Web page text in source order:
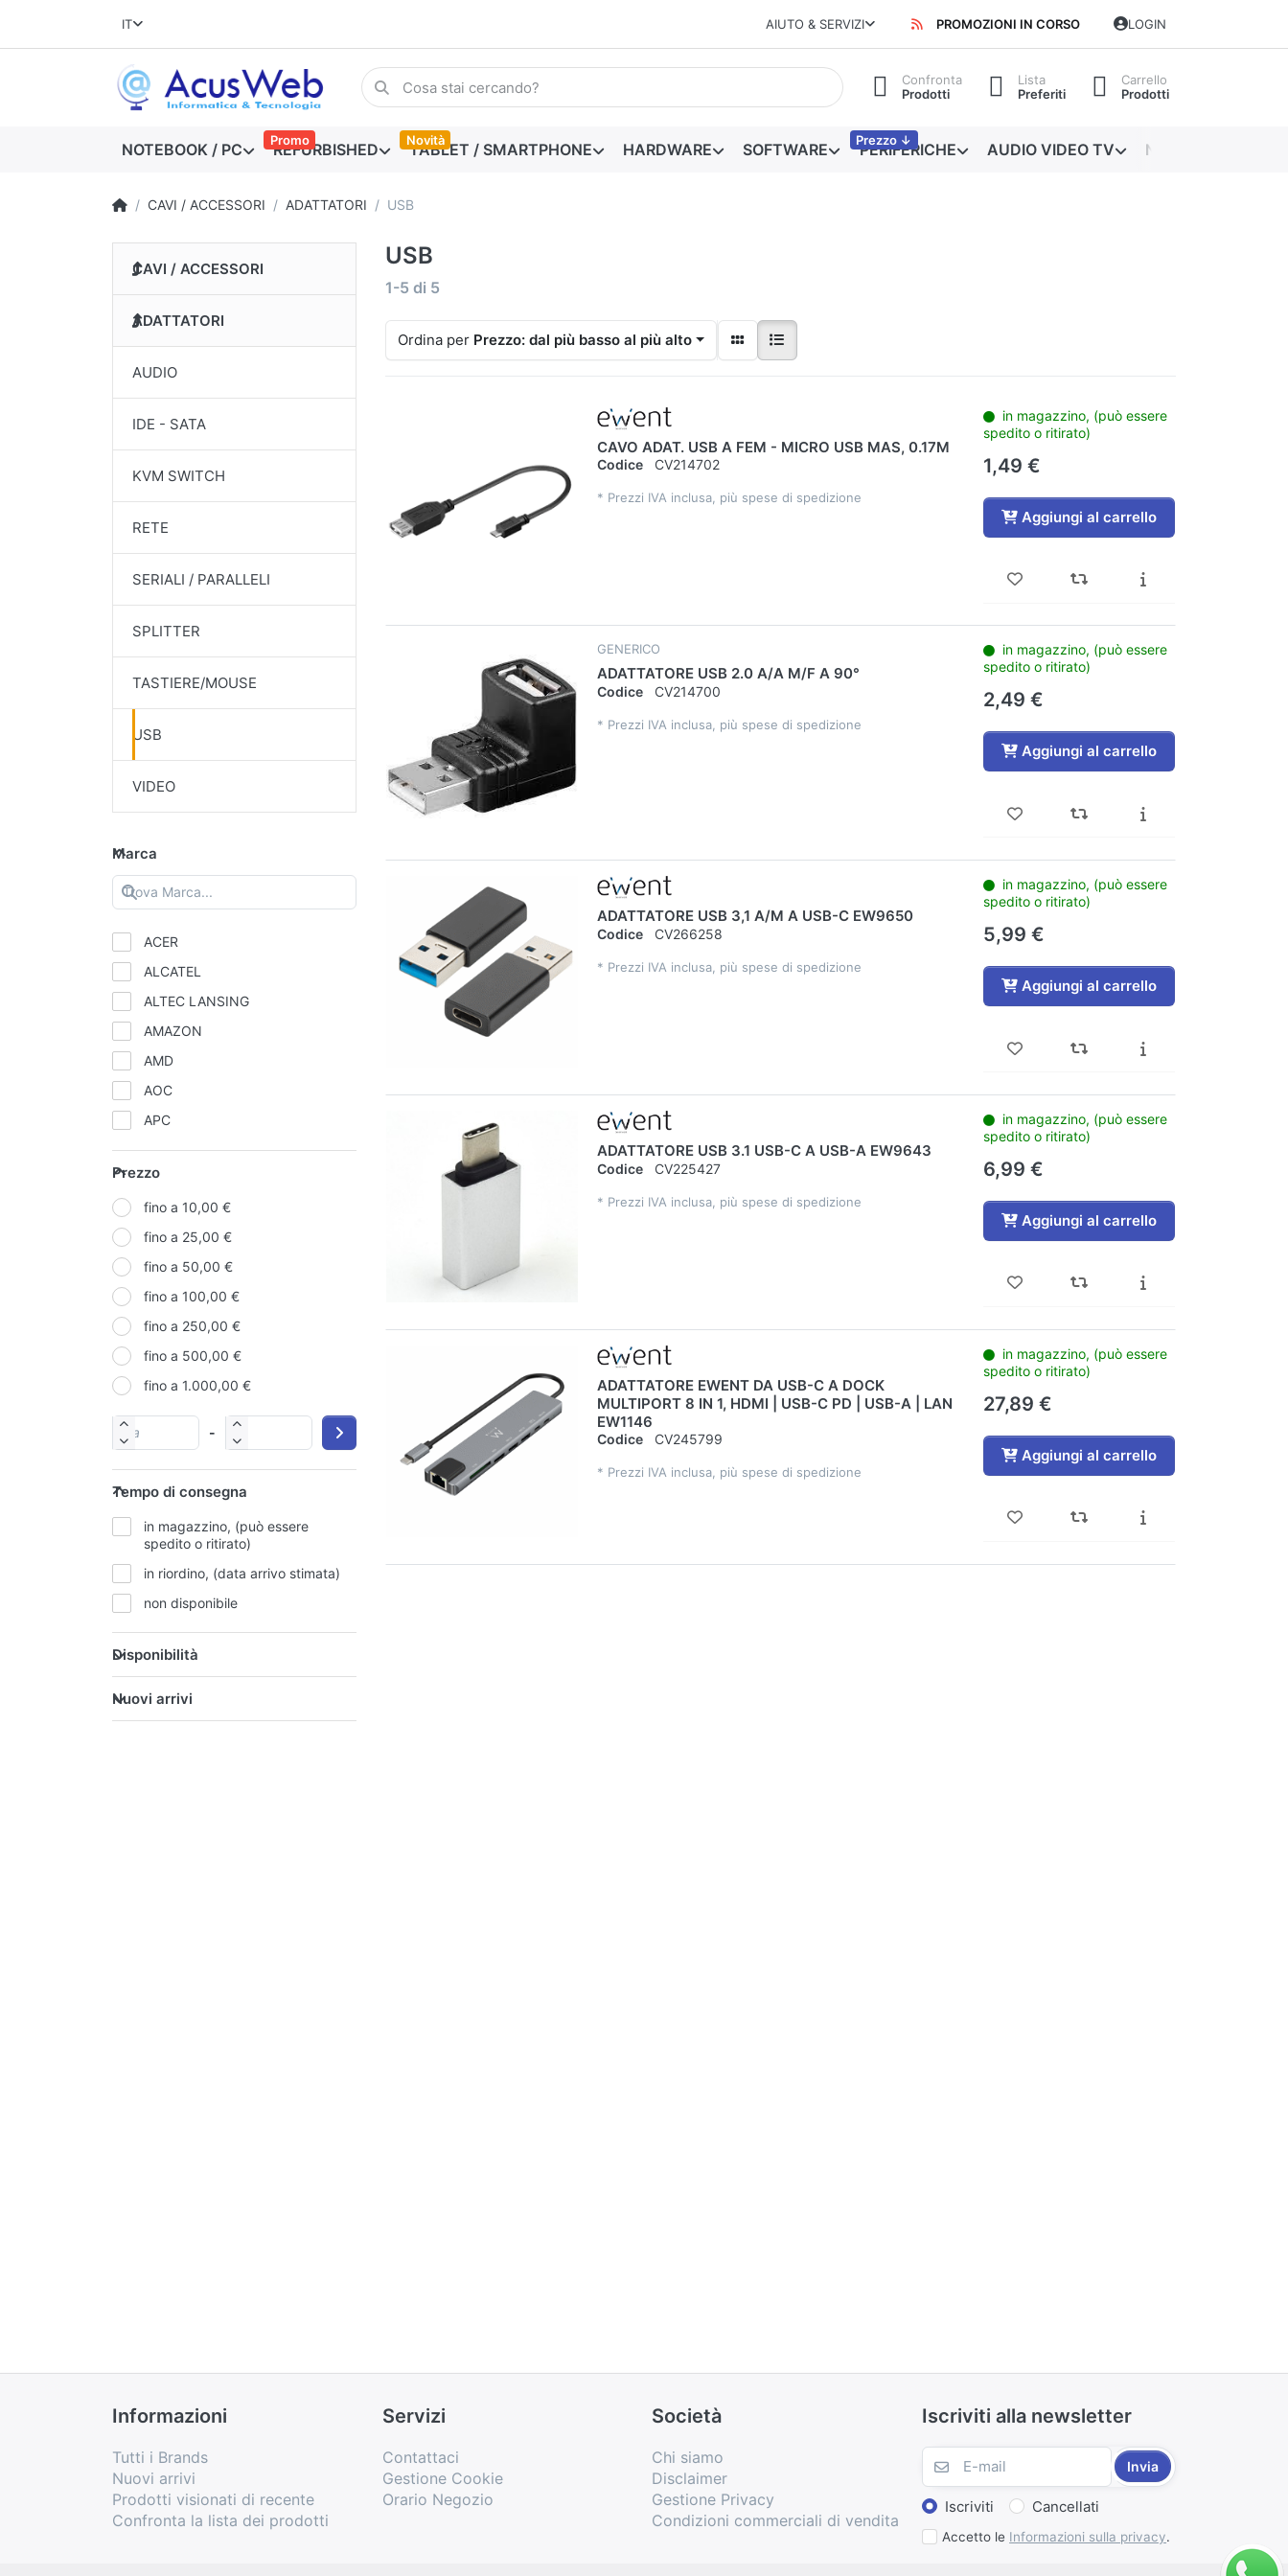
IT AIUTO & SERVIZI PROMOZIONI IN CORSO LOGIN
Confronta
Prodotti
Lista
Preferiti
Carrello
Prodotti
NOTEBOOK / PC REFURBISHED
Promo
TABLET / SMARTPHONE
Novità
HARDWARE SOFTWARE PERIFERICHE
Prezzo ↓
AUDIO VIDEO TV NETWORKING
CAVI / ACCESSORI ADATTATORI USB
CAVI / ACCESSORI
ADATTATORI
AUDIO
IDE - SATA
KVM SWITCH
RETE
SERIALI / PARALLELI
SPLITTER
TASTIERE/MOUSE
USB
VIDEO
Marca
ACER
ALCATEL
ALTEC LANSING
AMAZON
AMD
AOC
APC
APPLE
ARIELLI
ASROCK
BLUE STAR
D-POWER
GOOGLE
INNO-HIT
JBL
MARSGAMING
RICOH
WUW
Prezzo
fino a 10,00 €
fino a 25,00 €
fino a 50,00 €
fino a 100,00 €
fino a 250,00 €
fino a 500,00 €
fino a 1.000,00 €
-
Tempo di consegna
in magazzino, (può essere
spedito o ritirato)
in riordino, (data arrivo stimata)
non disponibile
Disponibilità
Nuovi arrivi
USB
1-5 di 5
Ordina per Prezzo: dal più basso al più alto
CAVO ADAT. USB A FEM - MICRO USB MAS, 0.17M
Codice CV214702
* Prezzi IVA inclusa, più spese di spedizione
in magazzino, (può essere
spedito o ritirato)
1,49 €
Aggiungi al carrello
GENERICO
ADATTATORE USB 2.0 A/A M/F A 90°
Codice CV214700
* Prezzi IVA inclusa, più spese di spedizione
in magazzino, (può essere
spedito o ritirato)
2,49 €
Aggiungi al carrello
ADATTATORE USB 3,1 A/M A USB-C EW9650
Codice CV266258
* Prezzi IVA inclusa, più spese di spedizione
in magazzino, (può essere
spedito o ritirato)
5,99 €
Aggiungi al carrello
ADATTATORE USB 3.1 USB-C A USB-A EW9643
Codice CV225427
* Prezzi IVA inclusa, più spese di spedizione
in magazzino, (può essere
spedito o ritirato)
6,99 €
Aggiungi al carrello
ADATTATORE EWENT DA USB-C A DOCK
MULTIPORT 8 IN 1, HDMI | USB-C PD | USB-A | LAN
EW1146
Codice CV245799
* Prezzi IVA inclusa, più spese di spedizione
in magazzino, (può essere
spedito o ritirato)
27,89 €
Aggiungi al carrello
Informazioni
Tutti i Brands
Nuovi arrivi
Prodotti visionati di recente
Confronta la lista dei prodotti
Servizi
Contattaci
Gestione Cookie
Orario Negozio
Società
Chi siamo
Disclaimer
Gestione Privacy
Condizioni commerciali di vendita
Iscriviti alla newsletter
Invia
Iscriviti Cancellati
Accetto le Informazioni sulla privacy.